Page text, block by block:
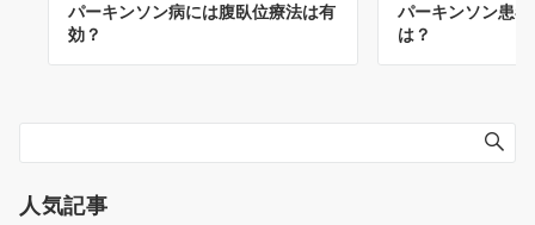
パーキンソン病には腹臥位療法は有
効？
パーキンソン患
は？
人気記事